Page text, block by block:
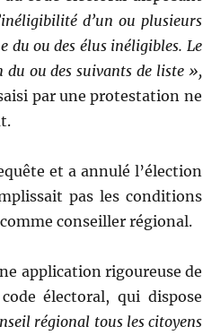
d’un ou plusieurs
du ou des élus inéligibles. Le
du ou des suivants de liste »,
par une protestation ne
et a annulé l’élection
pas les conditions
conseiller régional.
application rigoureuse de
électoral, qui dispose
régional tous les citoyens